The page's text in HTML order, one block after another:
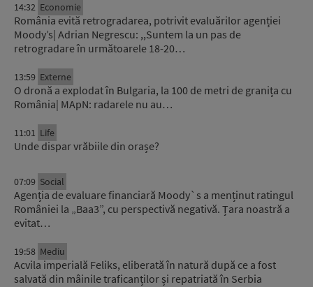
14:32 Economie
România evită retrogradarea, potrivit evaluărilor agenției
Moody’s| Adrian Negrescu: ,,Suntem la un pas de
retrogradare în următoarele 18-20…
13:59 Externe
O dronă a explodat în Bulgaria, la 100 de metri de granița cu
România| MApN: radarele nu au…
11:01 Life
Unde dispar vrăbiile din orașe?
07:09 Social
Agenția de evaluare financiară Moody`s a menținut ratingul
României la „Baa3”, cu perspectivă negativă. Țara noastră a
evitat…
19:58 Mediu
Acvila imperială Feliks, eliberată în natură după ce a fost
salvată din mâinile traficanților și repatriată în Serbia